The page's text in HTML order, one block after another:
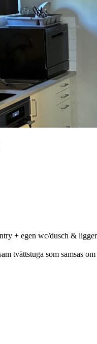
+ egen wc/dusch &
tvättstuga som samsas